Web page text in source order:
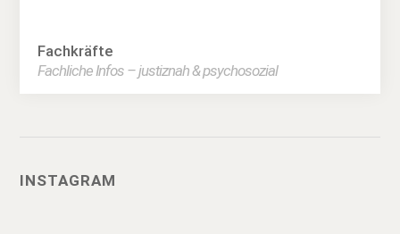
Fachkräfte
Fachliche Infos – justiznah & psychosozial
INSTAGRAM